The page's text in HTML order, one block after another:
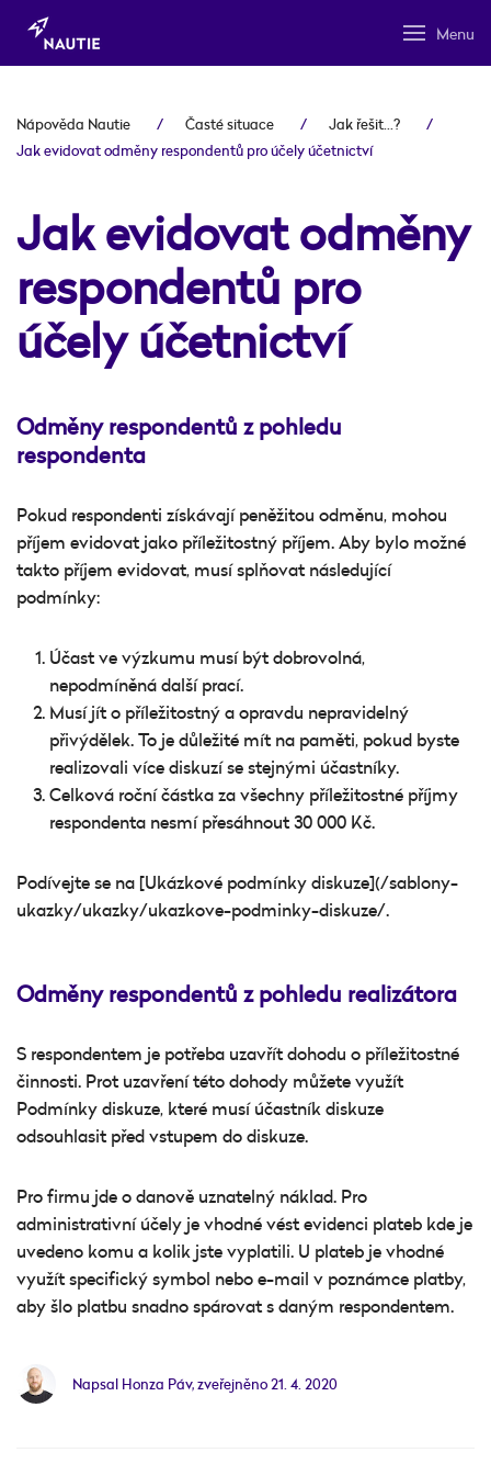
Menu
Nápověda Nautie Časté situace
Jak řešit...?
Jak evidovat odměny respondentů pro účely účetnictví
Jak evidovat odměny
respondentů pro
účely účetnictví
Odměny respondentů z pohledu
respondenta
Pokud respondenti získávají peněžitou odměnu, mohou
příjem evidovat jako příležitostný příjem. Aby bylo možné
takto příjem evidovat, musí splňovat následující
podmínky:
Účast ve výzkumu musí být dobrovolná,
nepodmíněná další prací.
Musí jít o příležitostný a opravdu nepravidelný
přivýdělek. To je důležité mít na paměti, pokud byste
realizovali více diskuzí se stejnými účastníky.
Celková roční částka za všechny příležitostné příjmy
respondenta nesmí přesáhnout 30 000 Kč.
Podívejte se na [Ukázkové podmínky diskuze](/sablony-
ukazky/ukazky/ukazkove-podminky-diskuze/.
Odměny respondentů z pohledu realizátora
S respondentem je potřeba uzavřít dohodu o příležitostné
činnosti. Prot uzavření této dohody můžete využít
Podmínky diskuze, které musí účastník diskuze
odsouhlasit před vstupem do diskuze.
Pro firmu jde o danově uznatelný náklad. Pro
administrativní účely je vhodné vést evidenci plateb kde je
uvedeno komu a kolik jste vyplatili. U plateb je vhodné
využít specifický symbol nebo e-mail v poznámce platby,
aby šlo platbu snadno spárovat s daným respondentem.
Napsal Honza Páv, zveřejněno21. 4. 2020